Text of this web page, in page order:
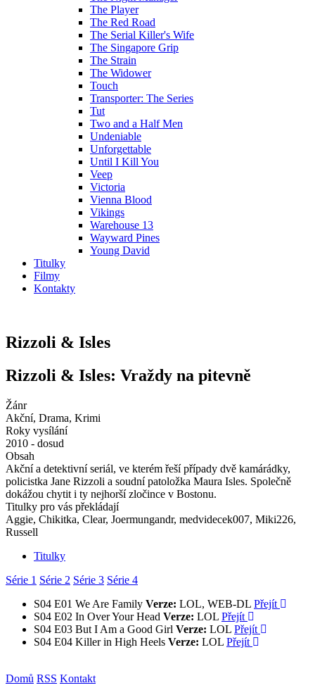
The Player
The Red Road
The Serial Killer's Wife
The Singapore Grip
The Strain
The Widower
Touch
Transporter: The Series
Tut
Two and a Half Men
Undeniable
Unforgettable
Until I Kill You
Veep
Victoria
Vienna Blood
Vikings
Warehouse 13
Wayward Pines
Young David
Titulky
Filmy
Kontakty
Rizzoli & Isles
Rizzoli & Isles: Vraždy na pitevně
Žánr
Akční, Drama, Krimi
Roky vysílání
2010 - dosud
Obsah
Akční a detektivní seriál, ve kterém řeší případy dvě kamárádky,
policistka Jane Rizzoli a soudní patoložka Maura Isles. Společně
dokážou chytit i ty nejhorší zločince v Bostonu.
Titulky pro vás překládají
Aggie, Chikitka, Clear, Joermungandr, medvidecek007, Miki226,
Russell
Titulky
Série 1 Série 2 Série 3 Série 4
S04 E01 We Are Family Verze: LOL, WEB-DL Přejít
S04 E02 In Over Your Head Verze: LOL Přejít
S04 E03 But I Am a Good Girl Verze: LOL Přejít
S04 E04 Killer in High Heels Verze: LOL Přejít
Domů RSS Kontakt